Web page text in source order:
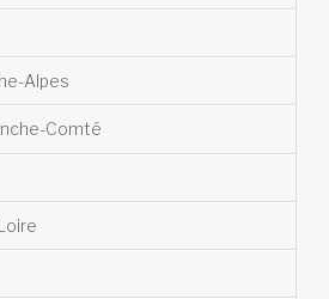
Alpes
Comté